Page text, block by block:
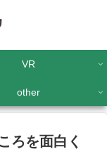
VR
other
ろを面白く